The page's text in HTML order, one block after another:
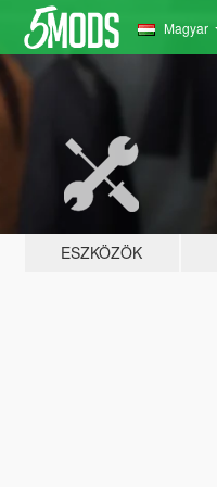
Magyar
ESZKÖZÖK